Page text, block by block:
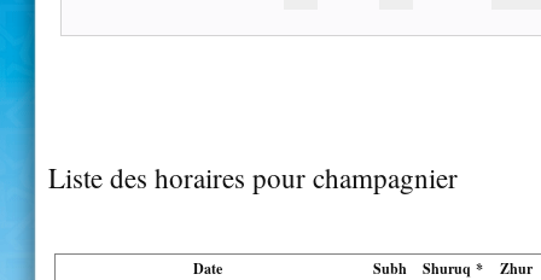
Liste des horaires pour champagnier
Date Subh Shuruq * Zhur